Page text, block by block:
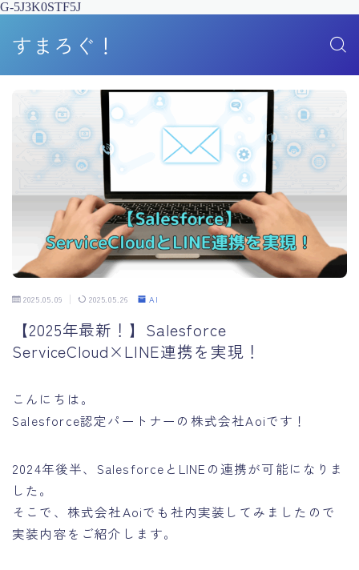
G-5J3K0STF5J
すまろぐ！
2025.05.09 2025.05.26 AI
【2025年最新！】Salesforce
ServiceCloud×LINE連携を実現！
こんにちは。
Salesforce認定パートナーの株式会社Aoiです！
2024年後半、SalesforceとLINEの連携が可能になりま
した。
そこで、株式会社Aoiでも社内実装してみましたので
実装内容をご紹介します。